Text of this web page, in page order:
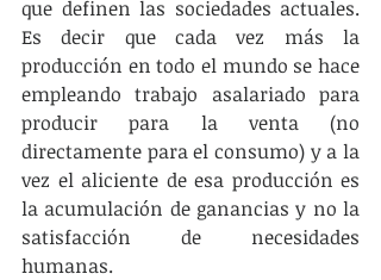
que definen las sociedades actuales.
Es decir que cada vez más la
producción en todo el mundo se hace
empleando trabajo asalariado para
producir para la venta (no
directamente para el consumo) y a la
vez el aliciente de esa producción es
la acumulación de ganancias y no la
satisfacción de necesidades
humanas.